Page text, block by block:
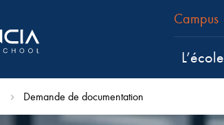
Campus
L’école
Demande de documentation